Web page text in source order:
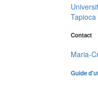
Tapioca
Contact
Maria-
Guide